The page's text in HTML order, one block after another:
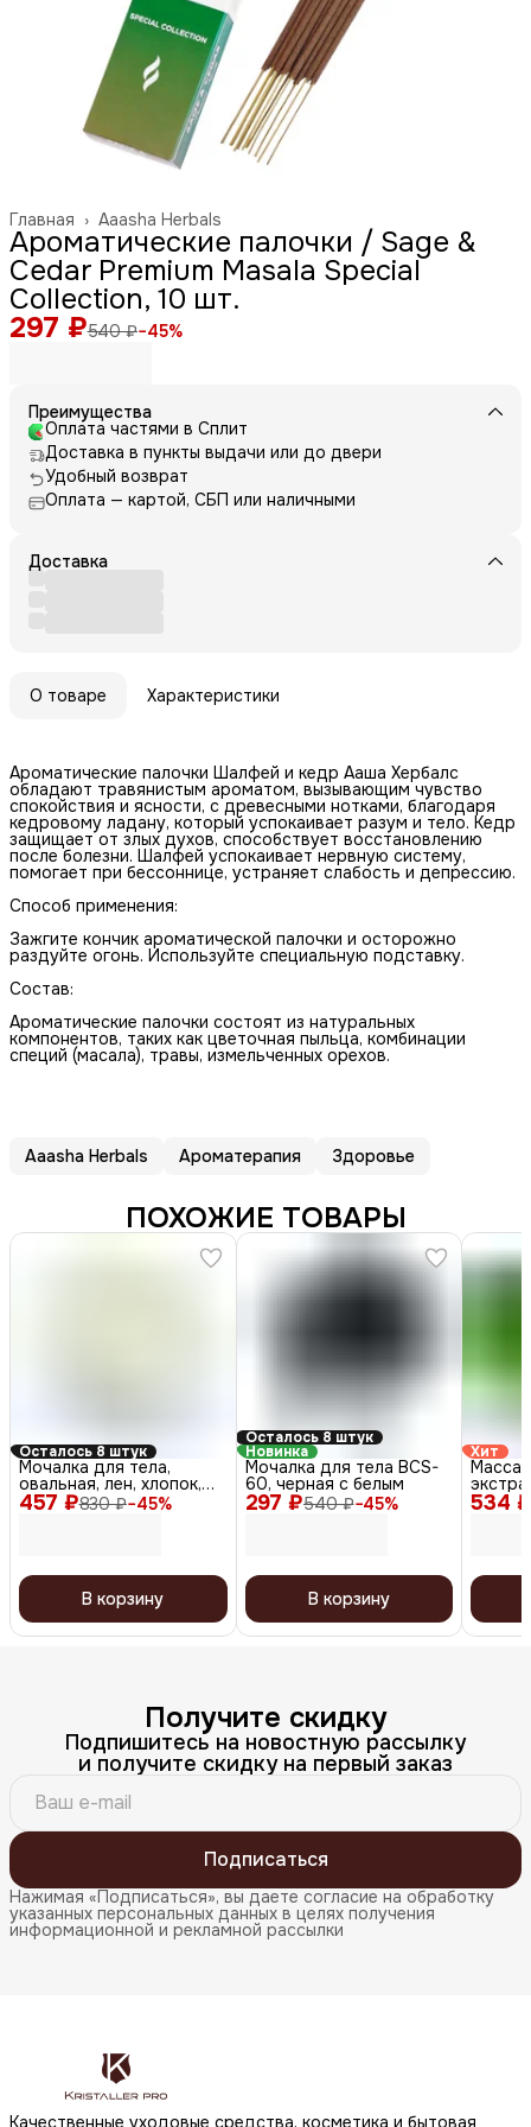
Aaasha Herbals
Главная ›
Ароматические палочки / Sage &
Cedar Premium Masala Special
Collection, 10 шт.
297 ₽540 ₽−45%
Преимущества
Оплата частями в Сплит
Доставка в пункты выдачи или до двери
Удобный возврат
Оплата — картой, СБП или наличными
Доставка
О товаре Характеристики
Ароматические палочки Шалфей и кедр Ааша Хербалс
обладают травянистым ароматом, вызывающим чувство
спокойствия и ясности, с древесными нотками, благодаря
кедровому ладану, который успокаивает разум и тело. Кедр
защищает от злых духов, способствует восстановлению
после болезни. Шалфей успокаивает нервную систему,
помогает при бессоннице, устраняет слабость и депрессию.
Способ применения:
Зажгите кончик ароматической палочки и осторожно
раздуйте огонь. Используйте специальную подставку.
Состав:
Ароматические палочки состоят из натуральных
компонентов, таких как цветочная пыльца, комбинации
специй (масала), травы, измельченных орехов.
Aaasha Herbals Ароматерапия Здоровье
ПОХОЖИЕ ТОВАРЫ
Осталось 8 штук
457 ₽830 ₽−45%
Мочалка для тела,
овальная, лен, хлопок,
натуральный цвет
В корзину
Осталось 8 штук
Новинка
297 ₽540 ₽−45%
Мочалка для тела BCS-
60, черная с белым
В корзину
Хит
534 ₽
мл
Получите скидку
Подпишитесь на новостную рассылку
и получите скидку на первый заказ
Подписаться
Нажимая «Подписаться», вы даете согласие на обработку
указанных персональных данных в целях получения
информационной и рекламной рассылки
Качественные уходовые средства, косметика и бытовая